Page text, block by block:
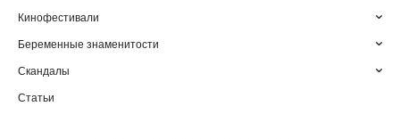
Кинофестивали
Беременные знаменитости
Скандалы
Статьи